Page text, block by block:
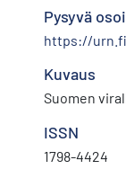
Pysyvä
https://
Kuvaus
Suomen
ISSN
1798-4424